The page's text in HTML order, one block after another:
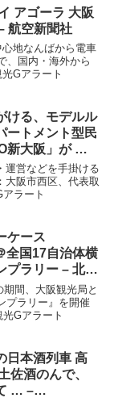
アゴーラ 大阪
航空新聞社
地なんばから電車
、国内・海外から
Gアラート
ける、モデルル
ートメント型民
新大阪 」が …
運営などを手掛ける
大阪市西区、代表取
ラート
ケース
全国17自治体横
プラリー – 北中
間、大阪観光局と
プラリー』を開催
Gアラート
日本酒列車 高
佐酒のんで、
… –